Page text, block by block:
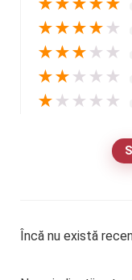
★★★★★
★★★★ ★
★★★ ★ ★
★★ ★ ★ ★
★ ★ ★ ★ ★
Încă nu există